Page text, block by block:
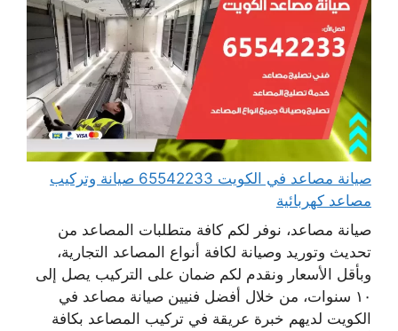
صيانة مصاعد في الكويت 65542233 صيانة وتركيب
مصاعد كهربائية
صيانة مصاعد، نوفر لكم كافة متطلبات المصاعد من
تحديث وتوريد وصيانة لكافة أنواع المصاعد التجارية،
وبأقل الأسعار ونقدم لكم ضمان على التركيب يصل إلى
١٠ سنوات، من خلال أفضل فنيين صيانة مصاعد في
الكويت لديهم خبرة عريقة في تركيب المصاعد بكافة